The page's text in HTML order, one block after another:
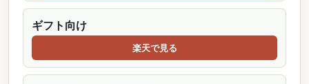
ギフト向け
楽天で見る